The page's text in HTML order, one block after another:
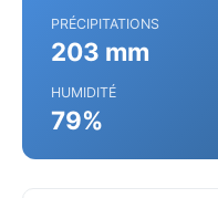
PRÉCIPITATIONS
203 mm
HUMIDITÉ
79%